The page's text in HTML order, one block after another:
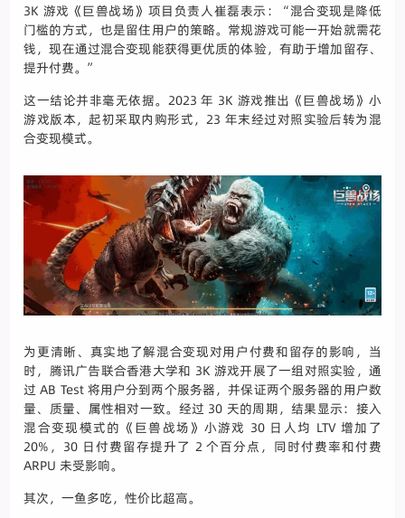
3K 游戏《巨兽战场》项目负责人崔磊表示：“混合变现是降低
门槛的方式，也是留住用户的策略。常规游戏可能一开始就需花
钱，现在通过混合变现能获得更优质的体验，有助于增加留存、
提升付费。”
这一结论并非毫无依据。2023 年 3K 游戏推出《巨兽战场》小
游戏版本，起初采取内购形式，23 年末经过对照实验后转为混
合变现模式。
为更清晰、真实地了解混合变现对用户付费和留存的影响，当
时，腾讯广告联合香港大学和 3K 游戏开展了一组对照实验，通
过 AB Test 将用户分到两个服务器，并保证两个服务器的用户数
量、质量、属性相对一致。经过 30 天的周期，结果显示：接入
混合变现模式的《巨兽战场》小游戏 30 日人均 LTV 增加了
20%，30 日付费留存提升了 2 个百分点，同时付费率和付费
ARPU 未受影响。
其次，一鱼多吃，性价比超高。